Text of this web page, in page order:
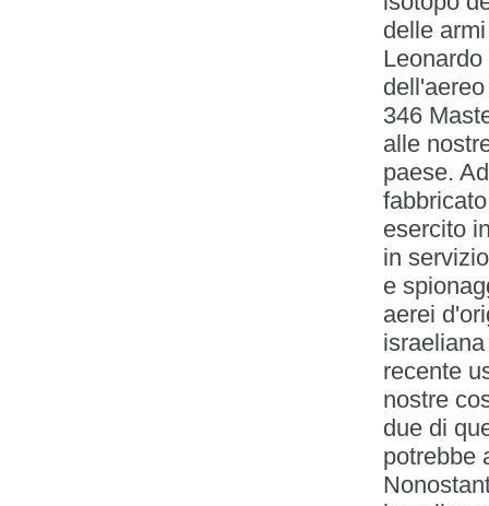
delle
346
alle
paese.
esercito
in
e
aerei
recente
nostre
due di
potrebbe